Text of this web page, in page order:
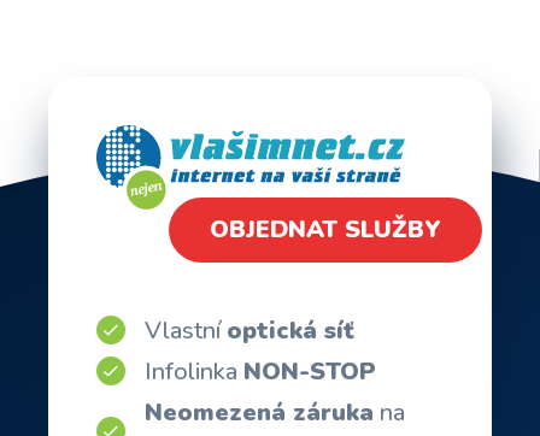
OBJEDNAT SLUŽBY
Vlastníoptická síť
Infolinka NON-STOP
Neomezená záruka na